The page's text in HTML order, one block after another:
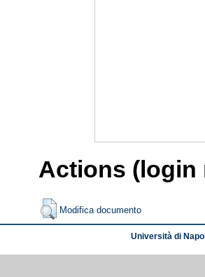
Actions (login
Modifica documento
Università di